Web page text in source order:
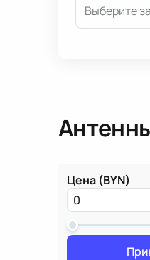
Выберите
Цена (BYN)